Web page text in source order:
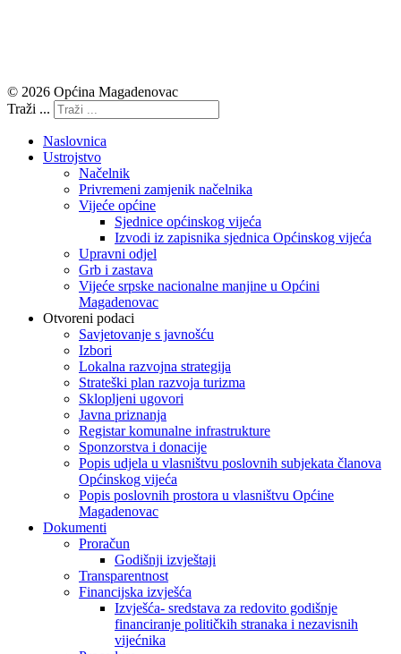
© 2026 Općina Magadenovac
Traži ...
Naslovnica
Ustrojstvo
Načelnik
Privremeni zamjenik načelnika
Vijeće općine
Sjednice općinskog vijeća
Izvodi iz zapisnika sjednica Općinskog vijeća
Upravni odjel
Grb i zastava
Vijeće srpske nacionalne manjine u Općini
Magadenovac
Otvoreni podaci
Savjetovanje s javnošću
Izbori
Lokalna razvojna strategija
Strateški plan razvoja turizma
Sklopljeni ugovori
Javna priznanja
Registar komunalne infrastrukture
Sponzorstva i donacije
Popis udjela u vlasništvu poslovnih subjekata članova
Općinskog vijeća
Popis poslovnih prostora u vlasništvu Općine
Magadenovac
Dokumenti
Proračun
Godišnji izvještaji
Transparentnost
Financijska izvješća
Izvješća- sredstava za redovito godišnje
financiranje političkih stranaka i nezavisnih
vijećnika